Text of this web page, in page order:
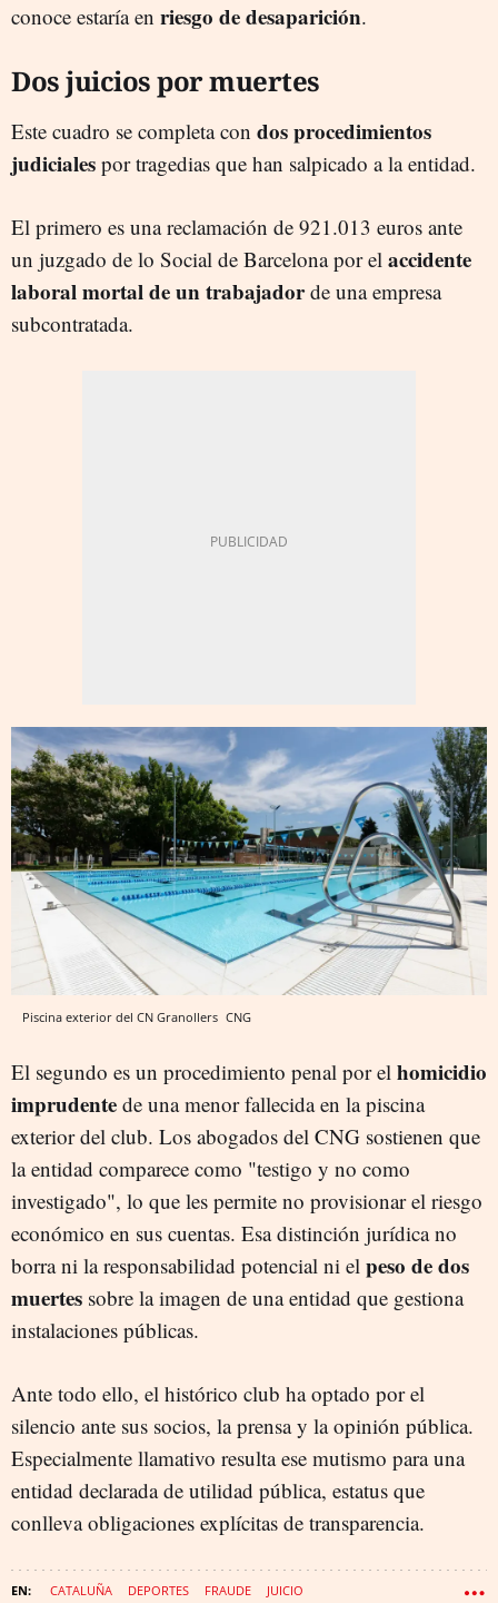
conoce estaría en riesgo de desaparición.
Dos juicios por muertes
Este cuadro se completa con dos procedimientos
judiciales por tragedias que han salpicado a la entidad.
El primero es una reclamación de 921.013 euros ante
un juzgado de lo Social de Barcelona por el accidente
laboral mortal de un trabajadorde una empresa
subcontratada.
Piscina exterior del CN Granollers CNG
El segundo es un procedimiento penal por el homicidio
imprudente de una menor fallecida en la piscina
exterior del club. Los abogados del CNG sostienen que
la entidad comparece como "testigo y no como
investigado", lo que les permite no provisionar el riesgo
económico en sus cuentas. Esa distinción jurídica no
borra ni la responsabilidad potencial ni el peso de dos
muertes sobre la imagen de una entidad que gestiona
instalaciones públicas.
Ante todo ello, el histórico club ha optado por el
silencio ante sus socios, la prensa y la opinión pública.
Especialmente llamativo resulta ese mutismo para una
entidad declarada de utilidad pública, estatus que
conlleva obligaciones explícitas de transparencia.
CATALUÑA DEPORTES FRAUDE JUICIO